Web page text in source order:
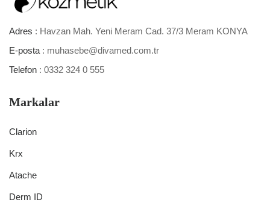
Adres : Havzan Mah. Yeni Meram Cad. 37/3 Meram KONYA
E-posta : muhasebe@divamed.com.tr
Telefon : 0332 324 0 555
Markalar
Clarion
Krx
Atache
Derm ID